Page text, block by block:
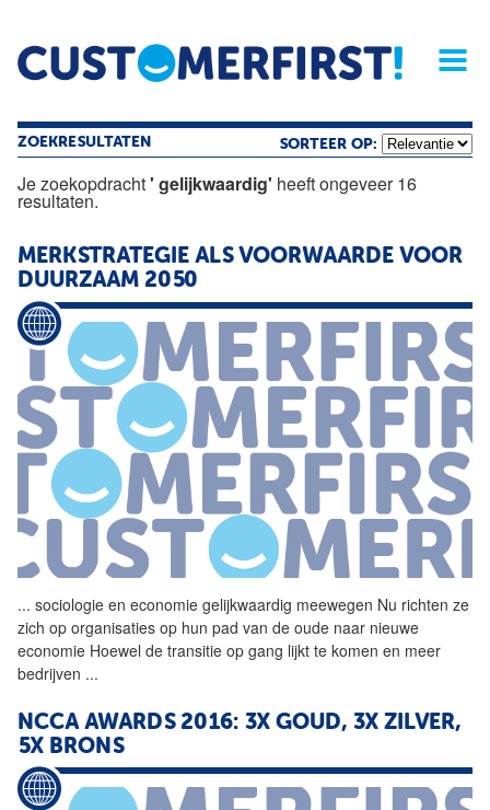
Home Opinie Archief
Magazine
ZOEKRESULTATEN SORTEER OP:
Je zoekopdracht' gelijkwaardig' heeft ongeveer 16
resultaten.
MERKSTRATEGIE ALS VOORWAARDE VOOR
DUURZAAM 2050
... sociologie en economie gelijkwaardig meewegen Nu richten ze
zich op organisaties op hun pad van de oude naar nieuwe
economie Hoewel de transitie op gang lijkt te komen en meer
bedrijven ...
NCCA AWARDS 2016: 3X GOUD, 3X ZILVER,
5X BRONS